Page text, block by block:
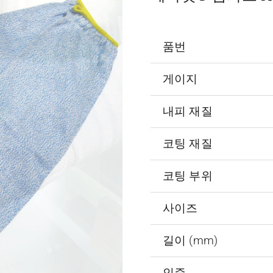
품번
게이지
내피 재질
코팅 재질
코팅 부위
사이즈
길이 (mm)